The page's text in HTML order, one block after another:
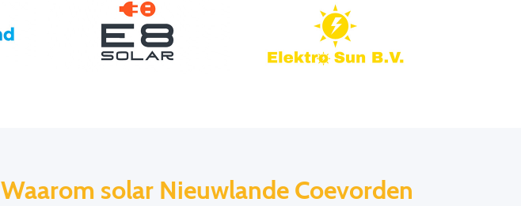
Waarom solar Nieuwlande Coevorden